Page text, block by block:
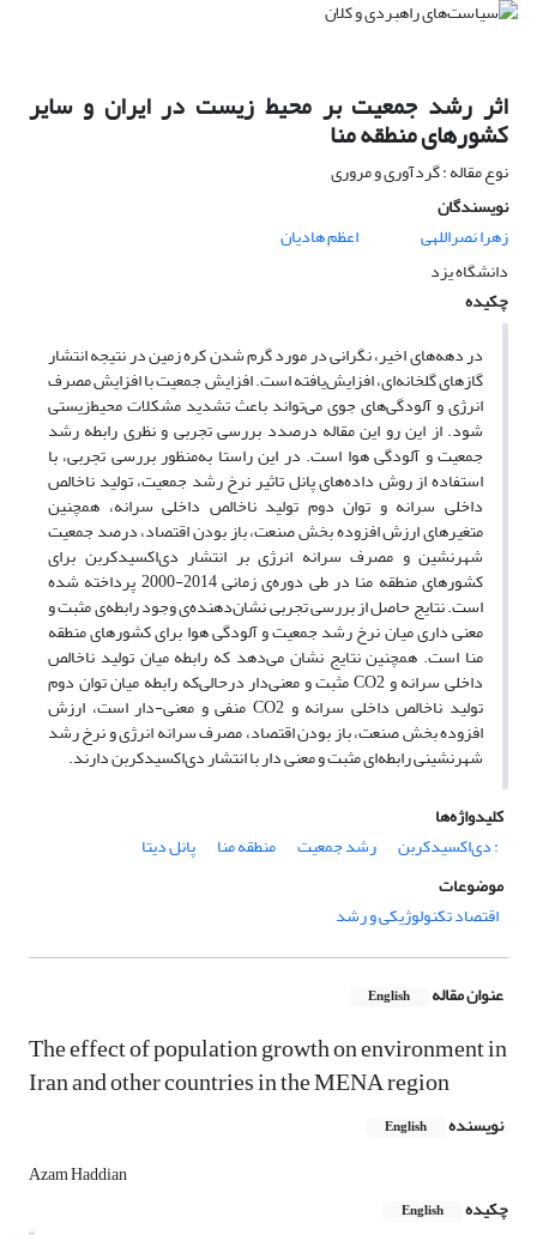
اثر رشد جمعیت بر محیط زیست در ایران و سایر
کشورهای منطقه منا
نوع مقاله : گردآوری و مروری
نویسندگان
زهرا نصراللهی
اعظم هادیان
دانشگاه یزد
چکیده
در دهه‌های اخیر، نگرانی در مورد گرم شدن کره زمین در نتیجه انتشار
گازهای گلخانه‌ای، افزایش‌یافته است. افزایش جمعیت با افزایش مصرف
انرژی و آلودگی‌های جوی می‌تواند باعث تشدید مشکلات محیط‌زیستی
‌شود. از این رو این مقاله درصدد بررسی تجربی و نظری رابطه رشد
جمعیت و آلودگی هوا است. در این راستا به‌منظور بررسی تجربی، با
استفاده از روش داده‌های پانل تاثیر نرخ رشد جمعیت، تولید ناخالص
داخلی سرانه و توان دوم تولید ناخالص داخلی سرانه، همچنین
متغیرهای ارزش افزوده بخش صنعت، باز بودن اقتصاد، درصد جمعیت
شهرنشین و مصرف سرانه انرژی بر انتشار دی‌اکسیدکربن برای
کشورهای منطقه منا در طی دوره‌ی زمانی 2014-2000 پرداخته شده
است. نتایج حاصل از بررسی تجربی نشان‌دهنده‌ی وجود رابطه‌ی مثبت و
معنی داری میان نرخ رشد جمعیت و آلودگی هوا برای کشورهای منطقه
منا است. همچنین نتایج نشان می‌دهد که رابطه میان تولید ناخالص
داخلی سرانه و CO2 مثبت و معنی‌دار درحالی‌که رابطه میان توان دوم
تولید ناخالص داخلی سرانه و CO2 منفی و معنی-دار است، ارزش
افزوده بخش صنعت، باز بودن اقتصاد، مصرف سرانه انرژی و نرخ رشد
شهرنشینی رابطه‌ای مثبت و معنی دار با انتشار دی‌اکسیدکربن دارند.
کلیدواژه‌ها
: دی‌اکسیدکربن
رشد جمعیت منطقه منا
پانل دیتا
موضوعات
اقتصاد تکنولوژیکی و رشد
عنوان مقاله English
The effect of population growth on environment in
Iran and other countries in the MENA region
نویسنده English
Azam Haddian
چکیده
English